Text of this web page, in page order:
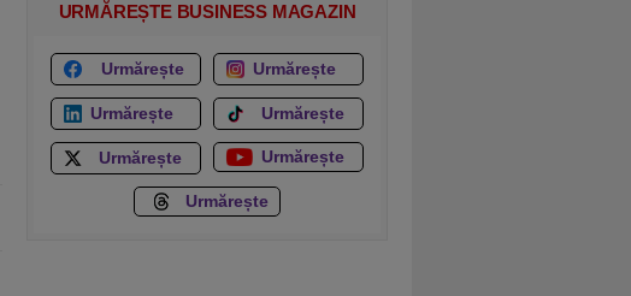
URMĂREȘTE BUSINESS MAGAZIN
Urmărește Urmărește
Urmărește Urmărește
Urmărește Urmărește
Urmărește